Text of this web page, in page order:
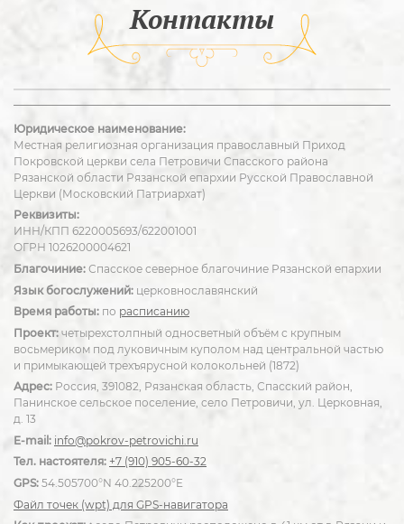
Контакты
Юридическое наименование:
Местная религиозная организация православный Приход
Покровской церкви села Петровичи Спасского района
Рязанской области Рязанской епархии Русской Православной
Церкви (Московский Патриархат)
Реквизиты:
ИНН/КПП 6220005693/622001001
ОГРН 1026200004621
Благочиние: Спасское северное благочиние Рязанской епархии
Язык богослужений: церковнославянский
Время работы: по расписанию
Проект: четырехстолпный односветный объём с крупным
восьмериком под луковичным куполом над центральной частью
и примыкающей трехъярусной колокольней (1872)
Адрес: Россия, 391082, Рязанская область, Спасский район,
Панинское сельское поселение, село Петровичи, ул. Церковная,
д. 13
E-mail: info@pokrov-petrovichi.ru
Тел. настоятеля: +7 (910) 905-60-32
GPS: 54.505700°N 40.225200°E
Файл точек (wpt) для GPS-навигатора